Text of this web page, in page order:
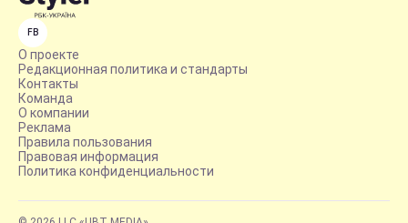
FB
О проекте
Редакционная политика и стандарты
Контакты
Команда
О компании
Реклама
Правила пользования
Правовая информация
Политика конфиденциальности